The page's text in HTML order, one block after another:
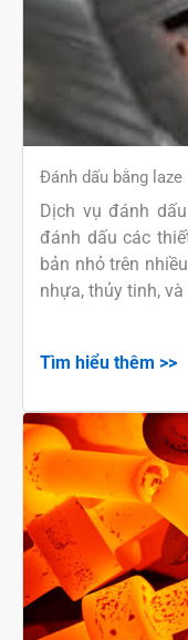
Đánh dấu bằng laze
Dịch vụ đánh
đánh dấu các
bản nhỏ trên
nhựa, thủy tinh,
Tìm hiểu thêm >>